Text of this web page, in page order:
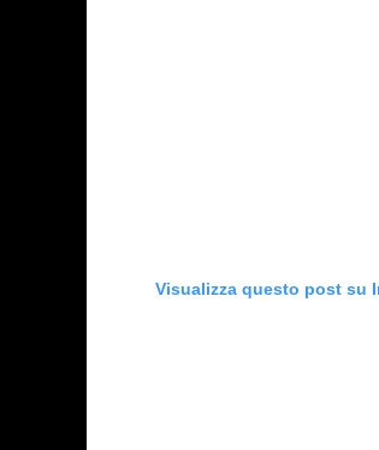
Visualizza questo post su